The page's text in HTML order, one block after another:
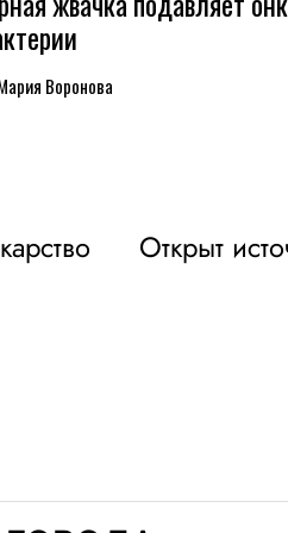
Воронова
Открыт